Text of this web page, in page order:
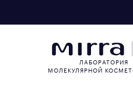
ЛАБОРАТОРИЯ
МОЛЕКУЛЯРНОЙ